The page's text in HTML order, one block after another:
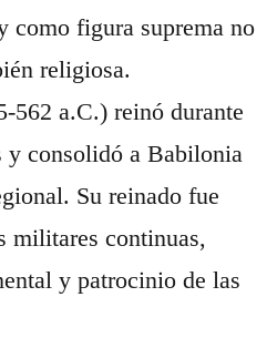
como figura suprema no
religiosa.
562 a.C.) reinó durante
y consolidó a Babilonia
Su reinado fue
militares continuas,
y patrocinio de las